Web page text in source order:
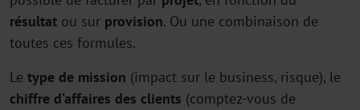
résultat ou sur provision. Ou une combinaison de
toutes ces formules.
Le type de mission (impact sur le business, risque), le
chiffre d’affaires des clients (comptez-vous de